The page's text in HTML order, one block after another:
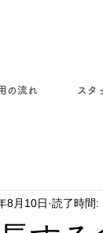
の流れ スタ
8月10日 読了時間: